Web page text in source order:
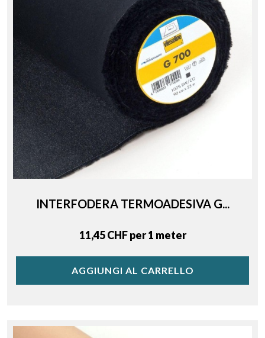
INTERFODERA TERMOADESIVA G...
Price
11,45 CHF per 1 meter
AGGIUNGI AL CARRELLO